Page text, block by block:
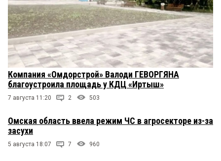
Компания «Омдорстрой» Валоди ГЕВОРГЯНА
благоустроила площадь у КДЦ «Иртыш»
7 августа 11:20 2 503
Омская область ввела режим ЧС в агросекторе из-за
засухи
5 августа 18:07 7 960